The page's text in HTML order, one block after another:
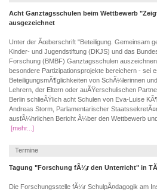
Acht Ganztagsschulen beim Wettbewerb
ausgezeichnet
Unter der Ãœberschrift "Beteiligung. Gemeinsam
Kinder- und Jugendstiftung (DKJS) und das
Forschung (BMBF) Ganztagsschulen
besondere Partizipationsprojekte bereichern - sei
BeteiligungsmÃ¶glichkeiten von SchÃ¼lerinnen
Lehrern, der Eltern oder auÃŸerschulischen
Berlin schlieÃŸlich acht Schulen von Eva-Luise
Andreas Storm, Parlamentarischer
ausfÃ¼hrlichen Bericht Ã¼ber den Wettbewerb
[mehr...]
Termine
Tagung "Forschung fÃ¼r den Unterricht" in
Die Forschungsstelle fÃ¼r SchulpÃ¤dagogik am